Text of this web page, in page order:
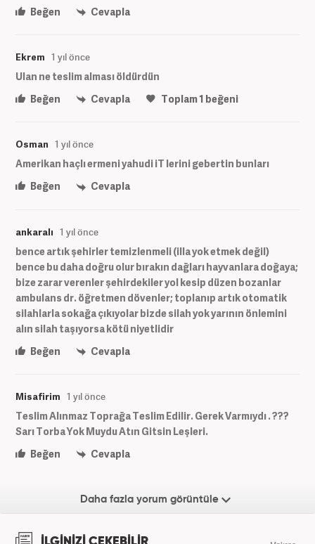
Beğen
Cevapla
Ekrem 1 yıl önce
Ulan ne teslim alması öldürdün
Beğen
Cevapla Toplam1 beğeni
Osman 1 yıl önce
Amerikan haçlı ermeni yahudi iT lerini gebertin bunları
Beğen
Cevapla
ankaralı 1 yıl önce
bence artık şehirler temizlenmeli (illa yok etmek değil)
bence bu daha doğru olur bırakın dağları hayvanlara doğaya;
bize zarar verenler şehirdekiler yol kesip düzen bozanlar
ambulans dr. öğretmen dövenler; toplanıp artık otomatik
silahlarla sokağa çıkıyolar bizde silah yok yarının önlemini
alın silah taşıyorsa kötü niyetlidir
Beğen
Cevapla
Misafirim 1 yıl önce
Teslim Alınmaz Toprağa Teslim Edilir. Gerek Varmıydı . ???
Sarı Torba Yok Muydu Atın Gitsin Leşleri.
Beğen
Cevapla
Daha fazla yorum görüntüle